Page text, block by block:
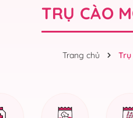
TRỤ CÀO
Trang chủ